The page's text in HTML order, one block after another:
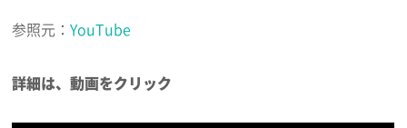
参照元：YouTube
詳細は、動画をクリック